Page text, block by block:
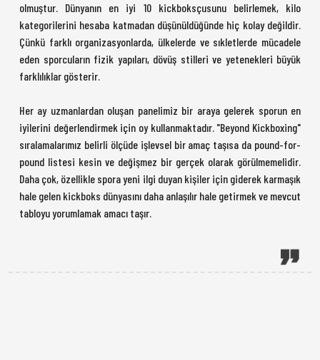
olmuştur. Dünyanın en iyi 10 kickboksçusunu belirlemek, kilo
kategorilerini hesaba katmadan düşünüldüğünde hiç kolay değildir.
Çünkü farklı organizasyonlarda, ülkelerde ve sıkletlerde mücadele
eden sporcuların fizik yapıları, dövüş stilleri ve yetenekleri büyük
farklılıklar gösterir.
Her ay uzmanlardan oluşan panelimiz bir araya gelerek sporun en
iyilerini değerlendirmek için oy kullanmaktadır. "Beyond Kickboxing"
sıralamalarımız belirli ölçüde işlevsel bir amaç taşısa da pound-for-
pound listesi kesin ve değişmez bir gerçek olarak görülmemelidir.
Daha çok, özellikle spora yeni ilgi duyan kişiler için giderek karmaşık
hale gelen kickboks dünyasını daha anlaşılır hale getirmek ve mevcut
tabloyu yorumlamak amacı taşır.